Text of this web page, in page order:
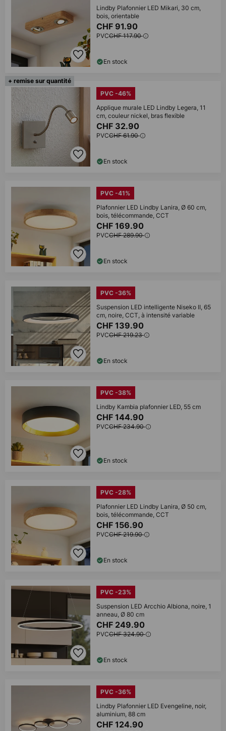
Lindby Plafonnier LED Mikari, 30 cm,
bois, orientable
CHF 91.90
PVCCHF 117.90
En stock
+ remise sur quantité
PVC -46%
Applique murale LED Lindby Legera, 11
cm, couleur nickel, bras flexible
CHF 32.90
PVCCHF 61.90
En stock
PVC -41%
Plafonnier LED Lindby Lanira, Ø 60 cm,
bois, télécommande, CCT
CHF 169.90
PVCCHF 289.90
En stock
PVC -36%
Suspension LED intelligente Niseko II, 65
cm, noire, CCT, à intensité variable
CHF 139.90
PVCCHF 219.23
En stock
PVC -38%
Lindby Kambia plafonnier LED, 55 cm
CHF 144.90
PVCCHF 234.90
En stock
PVC -28%
Plafonnier LED Lindby Lanira, Ø 50 cm,
bois, télécommande, CCT
CHF 156.90
PVCCHF 219.90
En stock
PVC -23%
Suspension LED Arcchio Albiona, noire, 1
anneau, Ø 80 cm
CHF 249.90
PVCCHF 324.90
En stock
PVC -36%
Lindby Plafonnier LED Evengeline, noir,
aluminium, 88 cm
CHF 124.90